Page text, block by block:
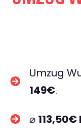
Umzug
149€.
⌀